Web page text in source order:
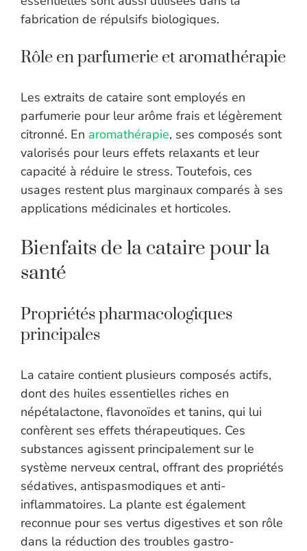
fabrication de répulsifs biologiques.
Rôle en parfumerie et aromathérapie
Les extraits de cataire sont employés en
parfumerie pour leur arôme frais et légèrement
citronné. En aromathérapie, ses composés sont
valorisés pour leurs effets relaxants et leur
capacité à réduire le stress. Toutefois, ces
usages restent plus marginaux comparés à ses
applications médicinales et horticoles.
Bienfaits de la cataire pour la
santé
Propriétés pharmacologiques
principales
La cataire contient plusieurs composés actifs,
dont des huiles essentielles riches en
népétalactone, flavonoïdes et tanins, qui lui
confèrent ses effets thérapeutiques. Ces
substances agissent principalement sur le
système nerveux central, offrant des propriétés
sédatives, antispasmodiques et anti-
inflammatoires. La plante est également
reconnue pour ses vertus digestives et son rôle
dans la réduction des troubles gastro-